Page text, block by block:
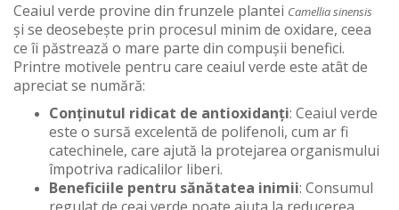
Ceaiul verde provine din frunzele plantei Camellia sinensis
și se deosebește prin procesul minim de oxidare, ceea
ce îi păstrează o mare parte din compușii benefici.
Printre motivele pentru care ceaiul verde este atât de
apreciat se numără:
Conținutul ridicat de antioxidanți: Ceaiul verde
este o sursă excelentă de polifenoli, cum ar fi
catechinele, care ajută la protejarea organismului
împotriva radicalilor liberi.
Beneficiile pentru sănătatea inimii: Consumul